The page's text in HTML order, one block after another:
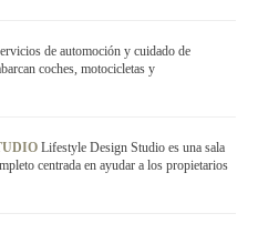
de automoción y cuidado de
coches, motocicletas y
Lifestyle Design Studio es una sala
centrada en ayudar a los propietarios